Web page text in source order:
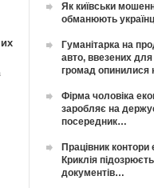
Як київськи
обманюють
Гуманітарка на
авто, ввезених для
громад опинилися
Фірма чоловіка
заробляє на
посередник…
Працівник контори
Криклія
документів…